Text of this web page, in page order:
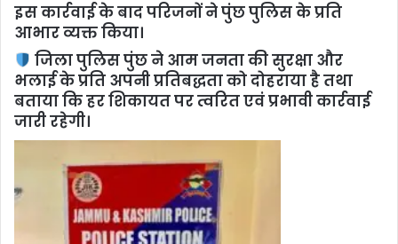
इस कार्रवाई के बाद परिजनों ने पुंछ पुलिस के प्रति
आभार व्यक्त किया।
जिला पुलिस पुंछ ने आम जनता की सुरक्षा और
भलाई के प्रति अपनी प्रतिबद्धता को दोहराया है तथा
बताया कि हर शिकायत पर त्वरित एवं प्रभावी कार्रवाई
जारी रहेगी।